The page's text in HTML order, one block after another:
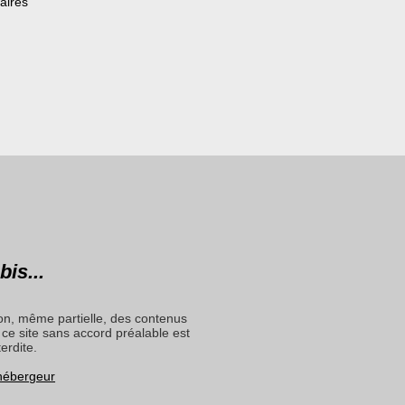
même partielle, des contenus
site sans accord préalable est